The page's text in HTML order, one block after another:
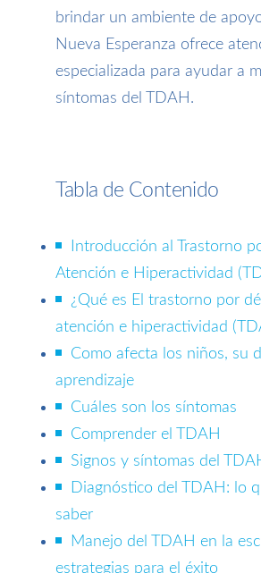
brindar un ambiente de
Nueva Esperanza ofrece
especializada para ayudar a
síntomas del TDAH.
Tabla de Contenido
Introducción al Trastorno
Atención e Hiperactividad
¿Qué es El trastorno por
atención e hiperactividad
Como afecta los niños, su
aprendizaje
Cuáles son los síntomas
Comprender el TDAH
Signos y síntomas del
Diagnóstico del TDAH: lo
saber
Manejo del TDAH en la
estrategias para el éxito